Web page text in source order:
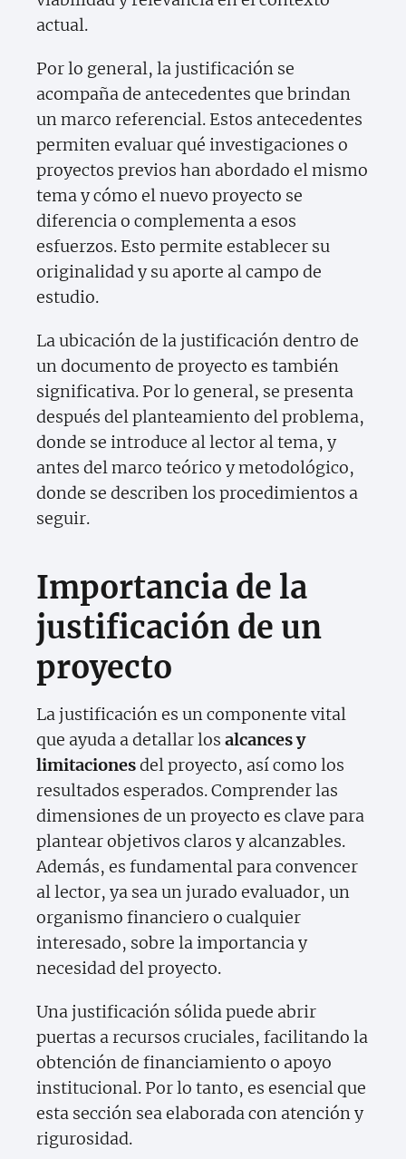
actual.
Por lo general, la justificación se
acompaña de antecedentes que brindan
un marco referencial. Estos antecedentes
permiten evaluar qué investigaciones o
proyectos previos han abordado el mismo
tema y cómo el nuevo proyecto se
diferencia o complementa a esos
esfuerzos. Esto permite establecer su
originalidad y su aporte al campo de
estudio.
La ubicación de la justificación dentro de
un documento de proyecto es también
significativa. Por lo general, se presenta
después del planteamiento del problema,
donde se introduce al lector al tema, y
antes del marco teórico y metodológico,
donde se describen los procedimientos a
seguir.
Importancia de la
justificación de un
proyecto
La justificación es un componente vital
que ayuda a detallar los alcances y
limitacionesdel proyecto, así como los
resultados esperados. Comprender las
dimensiones de un proyecto es clave para
plantear objetivos claros y alcanzables.
Además, es fundamental para convencer
al lector, ya sea un jurado evaluador, un
organismo financiero o cualquier
interesado, sobre la importancia y
necesidad del proyecto.
Una justificación sólida puede abrir
puertas a recursos cruciales, facilitando la
obtención de financiamiento o apoyo
institucional. Por lo tanto, es esencial que
esta sección sea elaborada con atención y
rigurosidad.